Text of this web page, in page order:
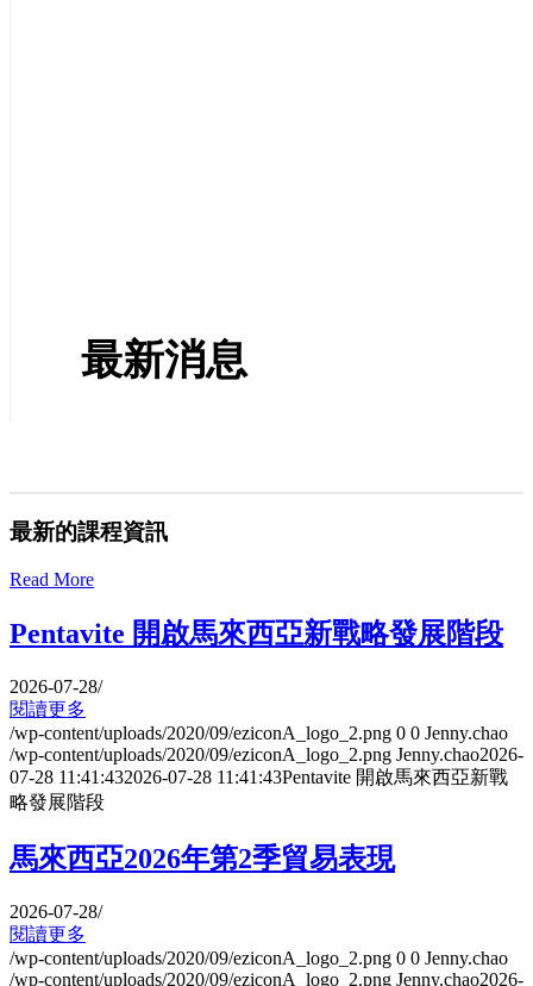
最新消息
最新的課程資訊
Read More
Pentavite 開啟馬來西亞新戰略發展階段
2026-07-28/
閱讀更多
/wp-content/uploads/2020/09/eziconA_logo_2.png 0 0 Jenny.chao
/wp-content/uploads/2020/09/eziconA_logo_2.png Jenny.chao2026-
07-28 11:41:432026-07-28 11:41:43Pentavite 開啟馬來西亞新戰
略發展階段
馬來西亞2026年第2季貿易表現
2026-07-28/
閱讀更多
/wp-content/uploads/2020/09/eziconA_logo_2.png 0 0 Jenny.chao
/wp-content/uploads/2020/09/eziconA_logo_2.png Jenny.chao2026-